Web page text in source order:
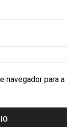
navegador para a